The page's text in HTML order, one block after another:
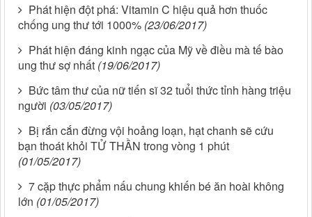
Phát hiện đột phá: Vitamin C hiệu quả hơn thuốc
chống ung thư tới 1000% (23/06/2017)
Phát hiện đáng kinh ngạc của Mỹ về điều mà tế bào
ung thư sợ nhất (19/06/2017)
Bức tâm thư của nữ tiến sĩ 32 tuổi thức tỉnh hàng triệu
người (03/05/2017)
Bị rắn cắn đừng vội hoảng loạn, hạt chanh sẽ cứu
bạn thoát khỏi TỬ THẦN trong vòng 1 phút
(01/05/2017)
7 cặp thực phẩm nấu chung khiến bé ăn hoài không
lớn (01/05/2017)